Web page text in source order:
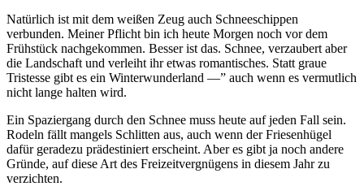
Natürlich ist mit dem weißen Zeug auch Schneeschippen
verbunden. Meiner Pflicht bin ich heute Morgen noch vor dem
Frühstück nachgekommen. Besser ist das. Schnee, verzaubert aber
die Landschaft und verleiht ihr etwas romantisches. Statt graue
Tristesse gibt es ein Winterwunderland —” auch wenn es vermutlich
nicht lange halten wird.
Ein Spaziergang durch den Schnee muss heute auf jeden Fall sein.
Rodeln fällt mangels Schlitten aus, auch wenn der Friesenhügel
dafür geradezu prädestiniert erscheint. Aber es gibt ja noch andere
Gründe, auf diese Art des Freizeitvergnügens in diesem Jahr zu
verzichten.